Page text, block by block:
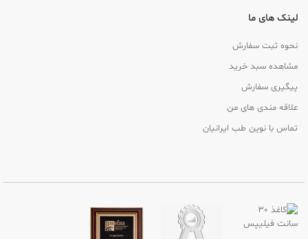
لینک های ما
نحوه ثبت سفارش
مشاهده سبد خرید
پیگیری سفارش
علاقه مندی های من
تماس با نوین طب ایرانیان